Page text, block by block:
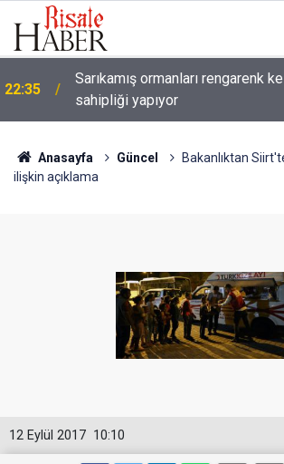
21:05 Kur’an'daki bazı şahıs isimlerinin
Anasayfa Güncel
Bakanlıktan
ilişkin açıklama
10:10
12 Eylül 2017